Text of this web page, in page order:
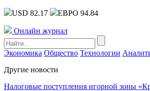
USD 82.17 ЕВРО 94.84
Онлайн журнал
Экономика Общество Технологии
Другие новости
Налоговые поступления игорной зоны